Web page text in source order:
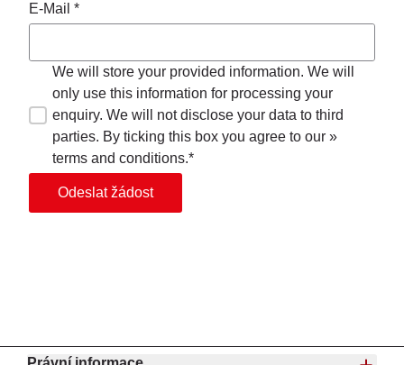
E-Mail *
We will store your provided information. We will
only use this information for processing your
enquiry. We will not disclose your data to third
parties. By ticking this box you agree to our »
terms and conditions.*
Odeslat žádost